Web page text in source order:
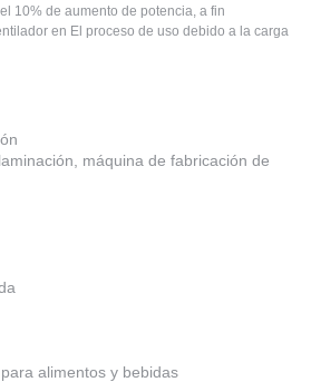
10% de aumento de potencia, a fin
en El proceso de uso debido a la carga
máquina de fabricación de
alimentos y bebidas